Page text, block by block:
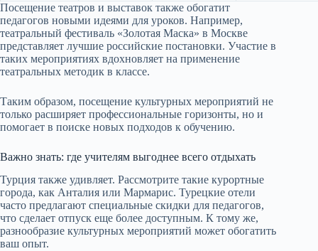
Посещение театров и выставок также обогатит
педагогов новыми идеями для уроков. Например,
театральный фестиваль «Золотая Маска» в Москве
представляет лучшие российские постановки. Участие в
таких мероприятиях вдохновляет на применение
театральных методик в классе.
Таким образом, посещение культурных мероприятий не
только расширяет профессиональные горизонты, но и
помогает в поиске новых подходов к обучению.
Важно знать: где учителям выгоднее всего отдыхать
Турция также удивляет. Рассмотрите такие курортные
города, как Анталия или Мармарис. Турецкие отели
часто предлагают специальные скидки для педагогов,
что сделает отпуск еще более доступным. К тому же,
разнообразие культурных мероприятий может обогатить
ваш опыт.